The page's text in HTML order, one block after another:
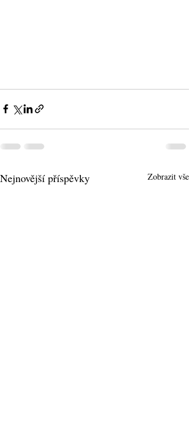
Nejnovější příspěvky Zobrazit vše